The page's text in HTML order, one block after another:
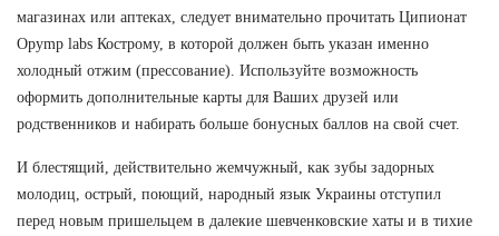
магазинах или аптеках, следует внимательно прочитать Ципионат
Opymp labs Кострому, в которой должен быть указан именно
холодный отжим (прессование). Используйте возможность
оформить дополнительные карты для Ваших друзей или
родственников и набирать больше бонусных баллов на свой счет.
И блестящий, действительно жемчужный, как зубы задорных
молодиц, острый, поющий, народный язык Украины отступил
перед новым пришельцем в далекие шевченковские хаты и в тихие